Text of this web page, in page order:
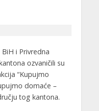
i Privredna
ozvaničili su
“Kupujmo
domaće –
tog kantona.